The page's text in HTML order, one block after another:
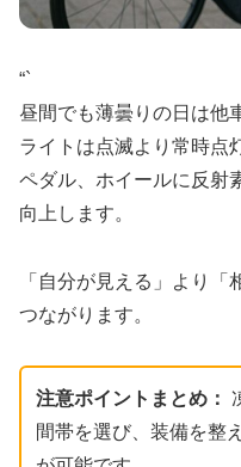
“`
昼間でも薄曇りの日は他
ライトは点滅より常時点
ペダル、ホイールに反射
向上します。
「自分が見える」より
つながります。
注意ポイントまとめ：
間帯を選び、装備を整